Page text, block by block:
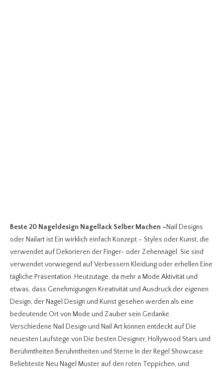
Beste 20 Nageldesign Nagellack Selber Machen –Nail Designs
oder Nailart ist Ein wirklich einfach Konzept – Styles oder Kunst, die
verwendet auf Dekorieren der Finger- oder Zehennägel. Sie sind
verwendet vorwiegend auf Verbessern Kleidung oder erhellen Eine
tägliche Präsentation. Heutzutage, da mehr a Mode Aktivität und
etwas, dass Genehmigungen Kreativität und Ausdruck der eigenen
Design, der Nagel Design und Kunst gesehen werden als eine
bedeutende Ort von Mode und Zauber sein Gedanke.
Verschiedene Nail Design und Nail Art können entdeckt auf Die
neuesten Laufstege von Die besten Designer, Hollywood Stars und
Berühmtheiten Berühmtheiten und Sterne In der Regel Showcase
Beliebteste Neu Nagel Muster auf den roten Teppichen, und